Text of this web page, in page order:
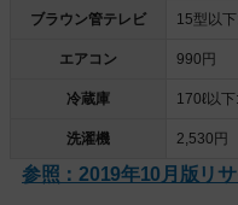
ブラウン管テレビ 15型以
エアコン 990円
冷蔵庫 170ℓ以
洗濯機 2,530円
参照：2019年10月版リサ